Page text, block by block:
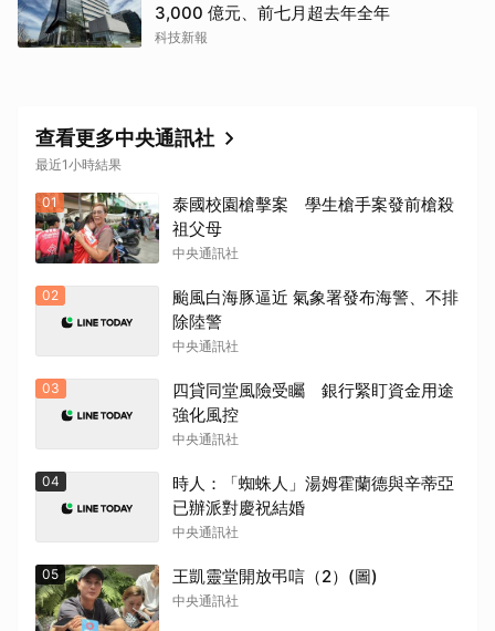
3,000 億元、前七月超去年全年
科技新報
查看更多中央通訊社
最近1小時結果
01
泰國校園槍擊案 學生槍手案發前槍殺
祖父母
中央通訊社
02
颱風白海豚逼近 氣象署發布海警、不排
除陸警
中央通訊社
03
四貸同堂風險受矚 銀行緊盯資金用途
強化風控
中央通訊社
04
時人：「蜘蛛人」湯姆霍蘭德與辛蒂亞
已辦派對慶祝結婚
中央通訊社
05 王凱靈堂開放弔唁（2）(圖)
中央通訊社
取消